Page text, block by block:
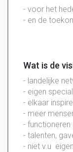
- voor het
- en de
Wat is de
- landelijke
- eigen
- elkaar
- meer
- functioneren
- talenten,
- niet v.u